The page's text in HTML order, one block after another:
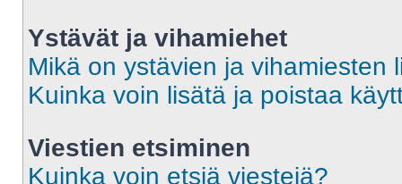
Ystävät ja vihamiehet
Mikä on ystävien ja vihamiesten
Kuinka voin lisätä ja poistaa
Viestien etsiminen
Kuinka voin etsiä viestejä?